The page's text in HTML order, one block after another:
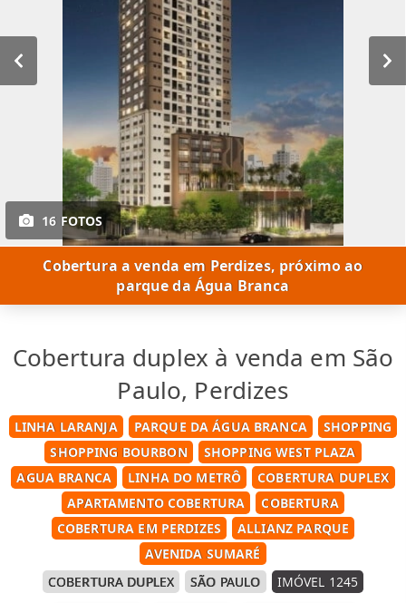
16 FOTOS
Cobertura a venda em Perdizes, próximo ao
parque da Água Branca
Cobertura duplex à venda em São
Paulo, Perdizes
LINHA LARANJA PARQUE DA ÁGUA BRANCA
SHOPPING
SHOPPING BOURBON
SHOPPING WEST PLAZA
AGUA BRANCA
LINHA DO METRÔ
COBERTURA DUPLEX
APARTAMENTO COBERTURA
COBERTURA
COBERTURA EM PERDIZES
ALLIANZ PARQUE
AVENIDA SUMARÉ
COBERTURA DUPLEX
SÃO PAULO IMÓVEL 1245